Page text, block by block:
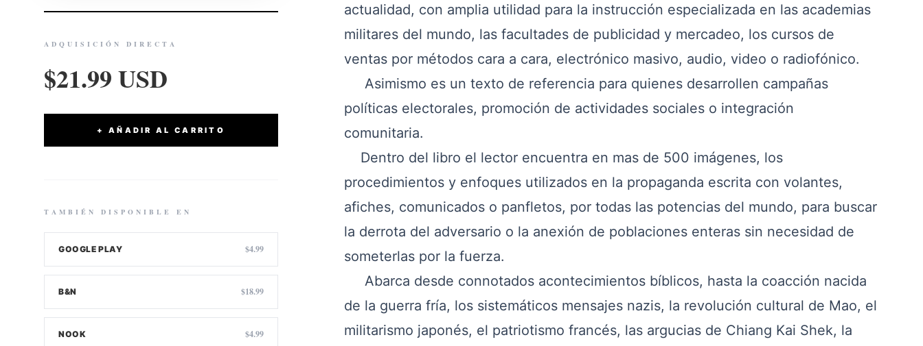
ADQUISICIÓN DIRECTA
$21.99 USD
+ AÑADIR AL CARRITO
TAMBIÉN DISPONIBLE EN
GOOGLE PLAY $4.99
B&N $18.99
NOOK $4.99
actualidad, con amplia utilidad para la instrucción especializada en las academias
militares del mundo, las facultades de publicidad y mercadeo, los cursos de
ventas por métodos cara a cara, electrónico masivo, audio, video o radiofónico.
Asimismo es un texto de referencia para quienes desarrollen campañas
políticas electorales, promoción de actividades sociales o integración
comunitaria.
Dentro del libro el lector encuentra en mas de 500 imágenes, los
procedimientos y enfoques utilizados en la propaganda escrita con volantes,
afiches, comunicados o panfletos, por todas las potencias del mundo, para buscar
la derrota del adversario o la anexión de poblaciones enteras sin necesidad de
someterlas por la fuerza.
Abarca desde connotados acontecimientos bíblicos, hasta la coacción nacida
de la guerra fría, los sistemáticos mensajes nazis, la revolución cultural de Mao, el
militarismo japonés, el patriotismo francés, las argucias de Chiang Kai Shek, la